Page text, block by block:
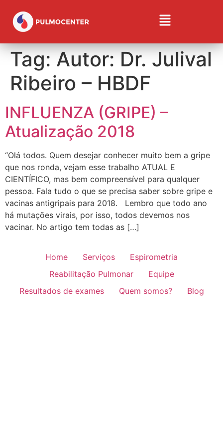
Tag:Autor: Dr. Julival
Ribeiro – HBDF
INFLUENZA (GRIPE) –
Atualização 2018
“Olá todos. Quem desejar conhecer muito bem a gripe
que nos ronda, vejam esse trabalho ATUAL E
CIENTÍFICO, mas bem compreensível para qualquer
pessoa. Fala tudo o que se precisa saber sobre gripe e
vacinas antigripais para 2018. Lembro que todo ano
há mutações virais, por isso, todos devemos nos
vacinar. No artigo tem todas as […]
Home Serviços
Espirometria
Reabilitação Pulmonar
Equipe
Resultados de exames
Quem somos? Blog